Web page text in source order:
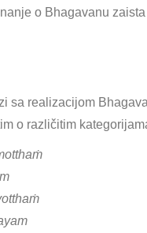
o Bhagavanu zaista
sa realizacijom
o različitim